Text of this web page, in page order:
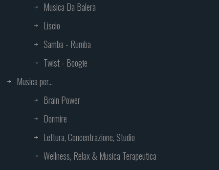
Musica Da Balera
Liscio
Samba - Rumba
Twist - Boogie
Musica per...
Brain Power
Dormire
Lettura, Concentrazione, Studio
Wellness, Relax & Musica Terapeutica